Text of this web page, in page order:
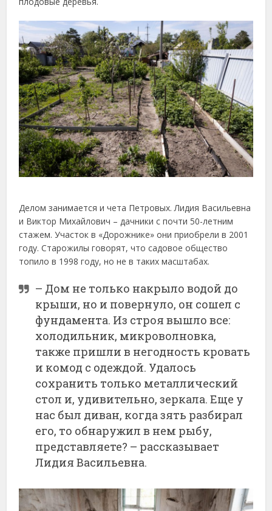
Делом занимается и чета Петровых. Лидия Васильевна
и Виктор Михайлович – дачники с почти 50-летним
стажем. Участок в «Дорожнике» они приобрели в 2001
году. Старожилы говорят, что садовое общество
топило в 1998 году, но не в таких масштабах.
– Дом не только накрыло водой до
крыши, но и повернуло, он сошел с
фундамента. Из строя вышло все:
холодильник, микроволновка,
также пришли в негодность кровать
и комод с одеждой. Удалось
сохранить только металлический
стол и, удивительно, зеркала. Еще у
нас был диван, когда зять разбирал
его, то обнаружил в нем рыбу,
представляете? – рассказывает
Лидия Васильевна.